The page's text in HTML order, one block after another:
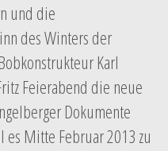
und die
des Winters der
Karl
Feierabend die neue
Dokumente
Mitte Februar 2013 zu